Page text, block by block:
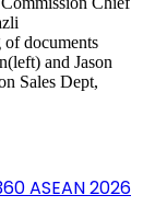
ASEAN 2026